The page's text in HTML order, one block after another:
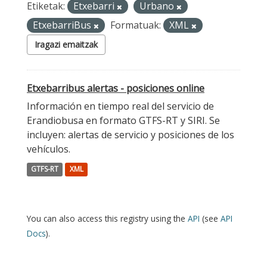
Etiketak: Etxebarri
Urbano
EtxebarriBus
Formatuak: XML
Iragazi emaitzak
Etxebarribus alertas - posiciones online
Información en tiempo real del servicio de
Erandiobusa en formato GTFS-RT y SIRI. Se
incluyen: alertas de servicio y posiciones de los
vehículos.
GTFS-RT XML
You can also access this registry using the API (see API
Docs).